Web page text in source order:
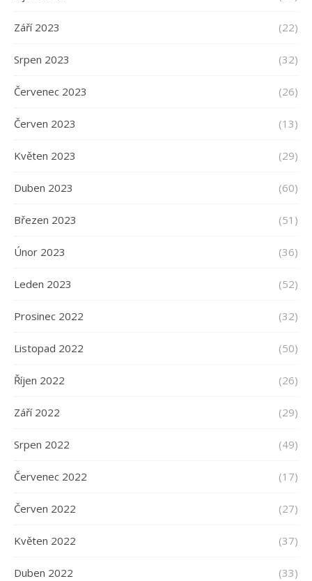
Září 2023 (22)
Srpen 2023 (32)
Červenec 2023 (26)
Červen 2023 (13)
Květen 2023 (29)
Duben 2023 (60)
Březen 2023 (51)
Únor 2023 (36)
Leden 2023 (52)
Prosinec 2022 (32)
Listopad 2022 (50)
Říjen 2022 (26)
Září 2022 (29)
Srpen 2022 (49)
Červenec 2022 (17)
Červen 2022 (27)
Květen 2022 (37)
Duben 2022 (33)